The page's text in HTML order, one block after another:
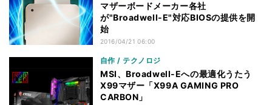
マザーボードメーカー各社
が"Broadwell-E"対応BIOSの提供を開
始
2016/04/21 06:00
自作 / テクノロジ
MSI、Broadwell-Eへの最適化うたう
X99マザー「X99A GAMING PRO
CARBON」